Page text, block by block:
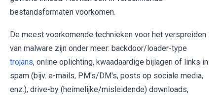
bestandsformaten voorkomen.
De meest voorkomende technieken voor het verspreiden
van malware zijn onder meer: backdoor/loader-type
trojans, online oplichting, kwaadaardige bijlagen of links in
spam (bijv. e-mails, PM's/DM's, posts op sociale media,
enz.), drive-by (heimelijke/misleidende) downloads,